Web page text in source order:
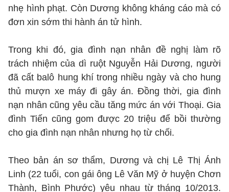
nhẹ hình phạt. Còn Dương không kháng cáo mà có
đơn xin sớm thi hành án tử hình.
Trong khi đó, gia đình nạn nhân đề nghị làm rõ
trách nhiệm của dì ruột Nguyễn Hải Dương, người
đã cất balô hung khí trong nhiều ngày và cho hung
thủ mượn xe máy đi gây án. Đồng thời, gia đình
nạn nhân cũng yêu cầu tăng mức án với Thoại. Gia
đình Tiến cũng gom được 20 triệu để bồi thường
cho gia đình nạn nhân nhưng họ từ chối.
Theo bản án sơ thẩm, Dương và chị Lê Thị Ánh
Linh (22 tuổi, con gái ông Lê Văn Mỹ ở huyện Chơn
Thành, Bình Phước) yêu nhau từ tháng 10/2013.